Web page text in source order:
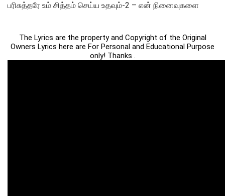
பரிசுத்தரே உம் சித்தம் செய்ய உதவும்-2 – என் நினைவுகளை
The Lyrics are the property and Copyright of the Original
Owners Lyrics here are For Personal and Educational Purpose
only! Thanks .